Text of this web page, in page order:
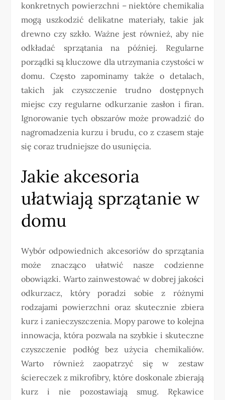
konkretnych powierzchni – niektóre chemikalia
mogą uszkodzić delikatne materiały, takie jak
drewno czy szkło. Ważne jest również, aby nie
odkładać sprzątania na później. Regularne
porządki są kluczowe dla utrzymania czystości w
domu. Często zapominamy także o detalach,
takich jak czyszczenie trudno dostępnych
miejsc czy regularne odkurzanie zasłon i firan.
Ignorowanie tych obszarów może prowadzić do
nagromadzenia kurzu i brudu, co z czasem staje
się coraz trudniejsze do usunięcia.
Jakie akcesoria
ułatwiają sprzątanie w
domu
Wybór odpowiednich akcesoriów do sprzątania
może znacząco ułatwić nasze codzienne
obowiązki. Warto zainwestować w dobrej jakości
odkurzacz, który poradzi sobie z różnymi
rodzajami powierzchni oraz skutecznie zbiera
kurz i zanieczyszczenia. Mopy parowe to kolejna
innowacja, która pozwala na szybkie i skuteczne
czyszczenie podłóg bez użycia chemikaliów.
Warto również zaopatrzyć się w zestaw
ściereczek z mikrofibry, które doskonale zbierają
kurz i nie pozostawiają smug. Rękawice